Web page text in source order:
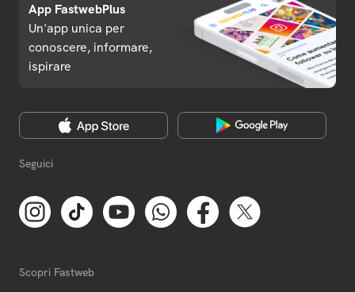
App FastwebPlus
Un'app unica per
conoscere, informare,
ispirare
Seguici
Scopri Fastweb